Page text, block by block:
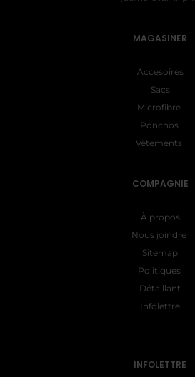
MAGASINER
Accesoires
Sacs
Microfibre
Ponchos
Vêtements
COMPAGNIE
À propos
Nous joindre
Sitemap
Politiques
Détaillant
Infolettre
INFOLETTRE